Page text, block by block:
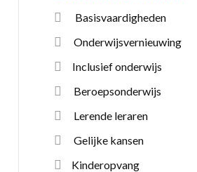
Basisvaardigheden
Onderwijsvernieuwing
Inclusief onderwijs
Beroepsonderwijs
Lerende leraren
Gelijke kansen
Kinderopvang